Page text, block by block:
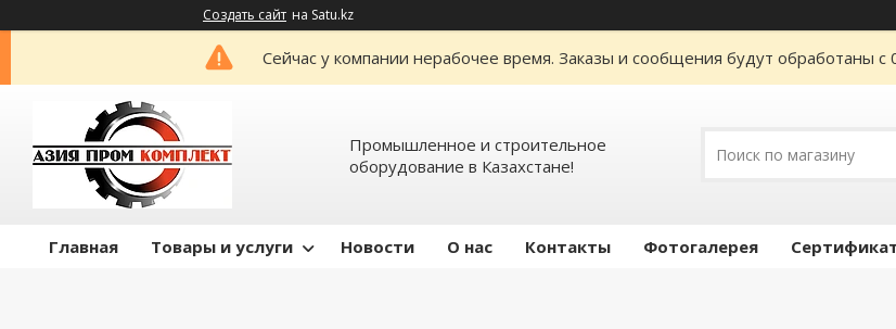
Создать сайт на Satu.kz
Сейчас у компании нерабочее время. Заказы и сообщения будут обработаны
Промышленное и строительное
оборудование в Казахстане!
Главная Товары и услуги Новости О нас Контакты Фотогалерея